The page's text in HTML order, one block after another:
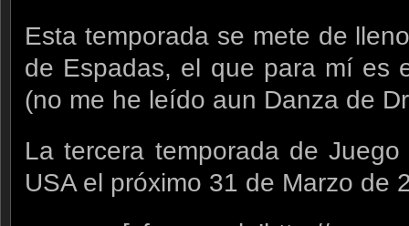
Esta temporada se mete de
de Espadas, el que para mí es
(no me he leído aun Danza de
La tercera temporada de
USA el próximo 31 de Marzo de